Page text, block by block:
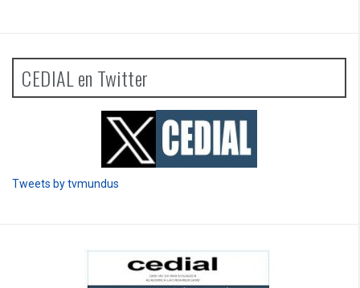
CEDIAL en Twitter
Tweets by tvmundus